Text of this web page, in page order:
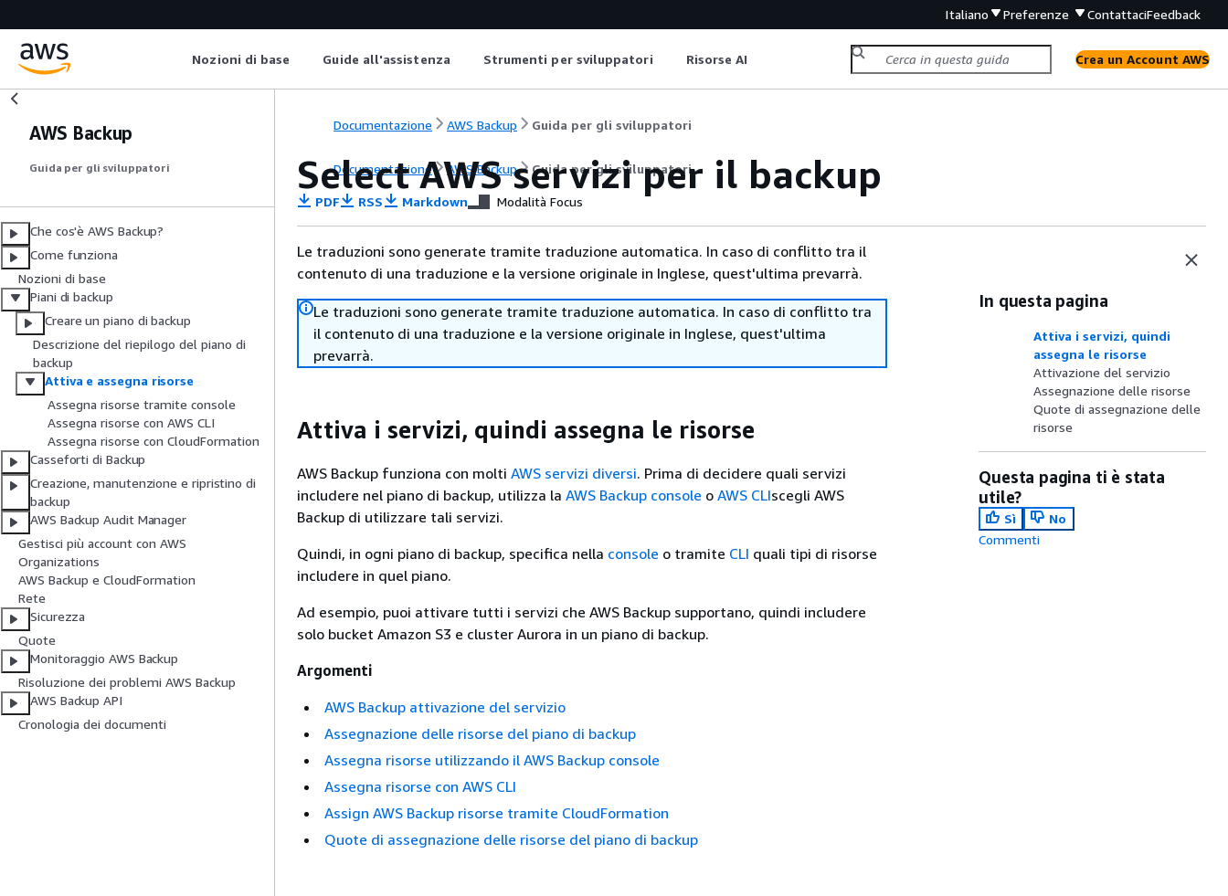
Italiano Preferenze ContattaciFeedback
Nozioni di base Guide all'assistenza Strumenti per sviluppatori Risorse AI Crea un Account AWS
AWS Backup
Guida per gli sviluppatori
Che cos'è AWS Backup?
Come funziona
Nozioni di base
Piani di backup
Creare un piano di backup
Descrizione del riepilogo del piano di
backup
Attiva e assegna risorse
Assegna risorse tramite console
Assegna risorse con AWS CLI
Assegna risorse con CloudFormation
Casseforti di Backup
Creazione, manutenzione e ripristino di
backup
AWS Backup Audit Manager
Gestisci più account con AWS
Organizations
AWS Backup e CloudFormation
Rete
Sicurezza
Quote
Monitoraggio AWS Backup
Risoluzione dei problemi AWS Backup
AWS Backup API
Cronologia dei documenti
Documentazione AWS Backup Guida per gli sviluppatori
Documentazione AWS Backup Guida per gli sviluppatori
Select AWS servizi per il backup
PDF RSS Markdown Modalità Focus
Le traduzioni sono generate tramite traduzione automatica. In caso di conflitto tra il
contenuto di una traduzione e la versione originale in Inglese, quest'ultima prevarrà.
Le traduzioni sono generate tramite traduzione automatica. In caso di conflitto tra
il contenuto di una traduzione e la versione originale in Inglese, quest'ultima
prevarrà.
Attiva i servizi, quindi assegna le risorse
AWS Backup funziona con molti AWS servizi diversi. Prima di decidere quali servizi
includere nel piano di backup, utilizza la AWS Backup console o AWS CLIscegli AWS
Backup di utilizzare tali servizi.
Quindi, in ogni piano di backup, specifica nella console o tramite CLI quali tipi di risorse
includere in quel piano.
Ad esempio, puoi attivare tutti i servizi che AWS Backup supportano, quindi includere
solo bucket Amazon S3 e cluster Aurora in un piano di backup.
Argomenti
AWS Backup attivazione del servizio
Assegnazione delle risorse del piano di backup
Assegna risorse utilizzando il AWS Backup console
Assegna risorse con AWS CLI
Assign AWS Backup risorse tramite CloudFormation
Quote di assegnazione delle risorse del piano di backup
In questa pagina
Attiva i servizi, quindi
assegna le risorse
Attivazione del servizio
Assegnazione delle risorse
Quote di assegnazione delle
risorse
Questa pagina ti è stata
utile?
Sì
No
Commenti